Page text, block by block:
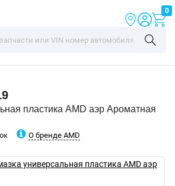
0
пластика AMD аэр Ароматная
О бренде AMD